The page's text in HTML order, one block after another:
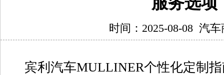
时间：2025-08-08 汽车
宾利汽车MULLINER个性化定制